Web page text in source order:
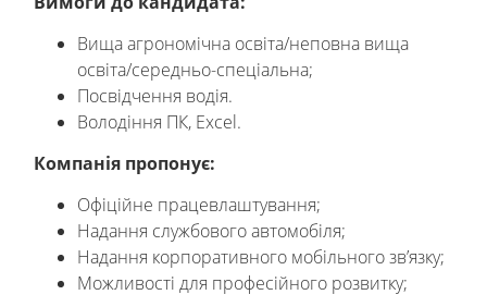
Вища агрономічна освіта/неповна вища
освіта/середньо-спеціальна;
Посвідчення водія.
Володіння ПК, Excel.
Компанія пропонує:
Офіційне працевлаштування;
Надання службового автомобіля;
Надання корпоративного мобільного зв’язку;
Можливості для професійного розвитку;